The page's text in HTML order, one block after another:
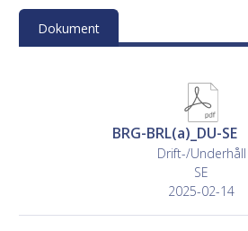
Dokument
BRG-BRL(a)_DU-SE
Drift-/Underhåll
SE
2025-02-14